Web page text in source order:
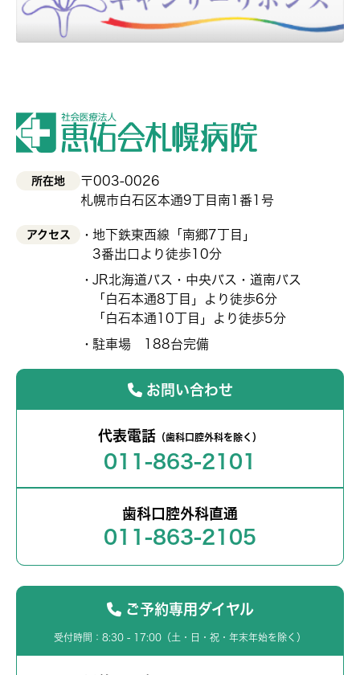
所在地
〒003-0026
札幌市白石区本通9丁目南1番1号
アクセス
地下鉄東西線「南郷7丁目」
3番出口より徒歩10分
JR北海道バス・中央バス・道南バス
「白石本通8丁目」より徒歩6分
「白石本通10丁目」より徒歩5分
駐車場 188台完備
お問い合わせ
代表電話 （歯科口腔外科を除く）
011-863-2101
歯科口腔外科直通
011-863-2105
ご予約専用ダイヤル
受付時間：8:30 - 17:00（土・日・祝・年末年始を除く）